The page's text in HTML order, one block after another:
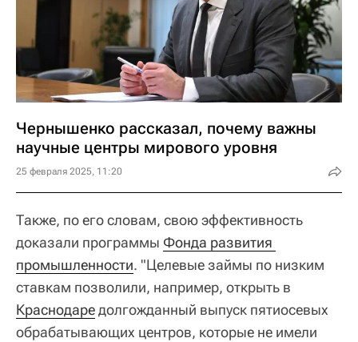
Чернышенко рассказал, почему важны
научные центры мирового уровня
25 февраля 2025, 11:20
Также, по его словам, свою эффективность
доказали программы Фонда развития
промышленности. "Целевые займы по низким
ставкам позволили, например, открыть в
Краснодаредолгожданный выпуск пятиосевых
обрабатывающих центров, которые не имели